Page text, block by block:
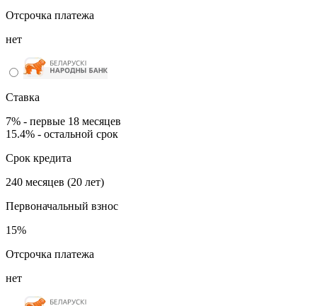
Отсрочка платежа
нет
Ставка
7% - первые 18 месяцев
15.4% - остальной срок
Срок кредита
240 месяцев (20 лет)
Первоначальный взнос
15%
Отсрочка платежа
нет